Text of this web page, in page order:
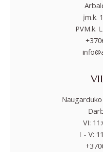
įm.k.
PVM.k.
VI:
I - V: